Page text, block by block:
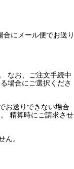
にメール便でお送り
なお、ご注文手続中
場合にご選択くださ
お送りできない場合
精算時にご請求させ
。